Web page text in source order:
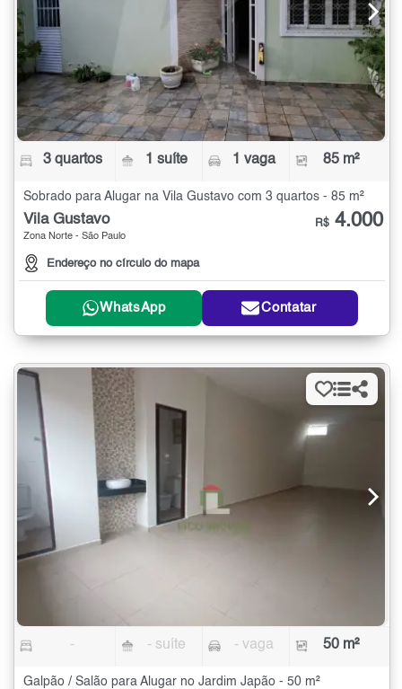
3 quartos 1 suíte 1 vaga 85 m²
Sobrado para Alugar na Vila Gustavo com 3 quartos - 85 m²
Vila Gustavo
Zona Norte - São Paulo
Endereço no círculo do mapa
R$ 4.000
WhatsApp Contatar
- - suíte - vaga 50 m²
Galpão / Salão para Alugar no Jardim Japão - 50 m²